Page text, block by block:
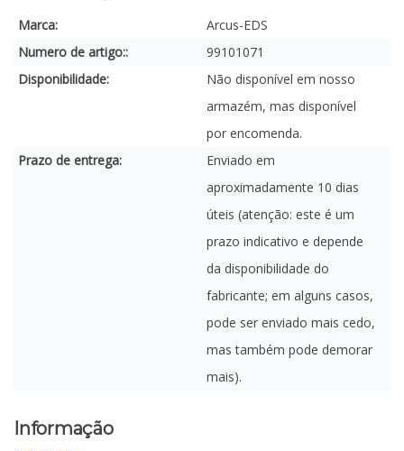
Marca:
Arcus-EDS
Numero de artigo::
99101071
Disponibilidade:
Não disponível em nosso
armazém, mas disponível
por encomenda.
Prazo de entrega:
Enviado em
aproximadamente 10 dias
úteis (atenção: este é um
prazo indicativo e depende
da disponibilidade do
fabricante; em alguns casos,
pode ser enviado mais cedo,
mas também pode demorar
mais).
Informação